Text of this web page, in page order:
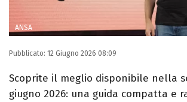
ANSA
Pubblicato: 12 Giugno 2026 08:09
Scoprite il meglio disponibile nella
giugno 2026: una guida compatta e